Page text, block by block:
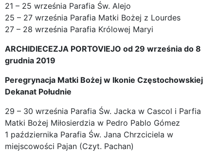
21 – 25 września Parafia Św. Alejo
25 – 27 września Parafia Matki Bożej z Lourdes
27 – 28 września Parafia Królowej Maryi
ARCHIDIECEZJA PORTOVIEJO od 29 września do 8
grudnia 2019
Peregrynacja Matki Bożej w Ikonie Częstochowskiej
Dekanat Południe
29 – 30 września Parafia Św. Jacka w Cascol i Parfia
Matki Bożej Miłosierdzia w Pedro Pablo Gómez
1 października Parafia Św. Jana Chrzciciela w
miejscowości Pajan (Czyt. Pachan)